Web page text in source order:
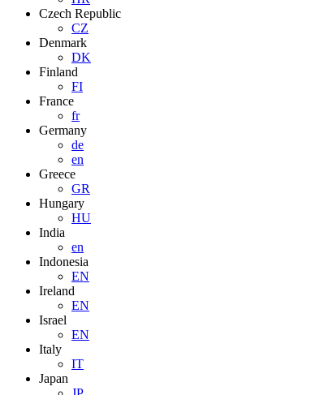
Czech Republic
CZ
Denmark
DK
Finland
FI
France
fr
Germany
de
en
Greece
GR
Hungary
HU
India
en
Indonesia
EN
Ireland
EN
Israel
EN
Italy
IT
Japan